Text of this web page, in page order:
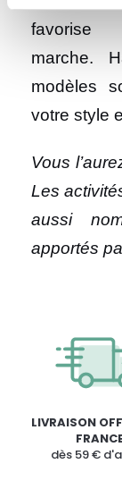
marche.
modèles
votre style
Vous
Les
aussi
apportés
LIVRAISON
dès 59 €